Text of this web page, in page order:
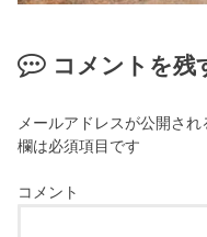
コメントを残
メールアドレスが公開され
欄は必須項目です
コメント